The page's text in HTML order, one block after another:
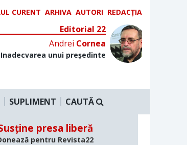
CURENT ARHIVA AUTORI REDACȚIA
Editorial 22
Andrei Cornea
Inadecvarea unui președinte
SUPLIMENT CAUTĂ
presa liberă
pentru Revista22